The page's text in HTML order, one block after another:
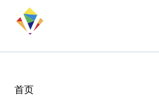
首页